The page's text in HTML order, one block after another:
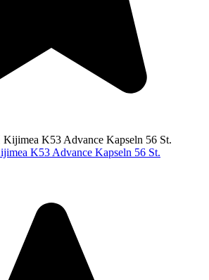
K53 Advance Kapseln 56 St.